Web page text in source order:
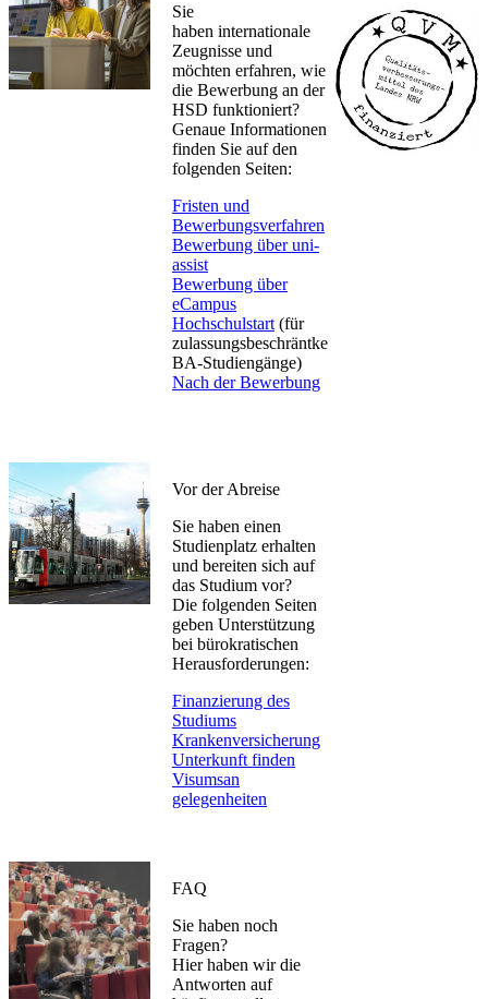
Sie
haben internationale
Zeugnisse und
möchten erfahren, wie
die Bewerbung an der
HSD funktioniert?
Genaue Informationen
finden Sie auf den
folgenden Seiten:​
Fristen und
Bewerbungsverfahren
Bewerbung über uni-
assist
Bewerbung über
eCampus
Hochschulstart (für
zulassungsbeschräntke
BA-Studiengänge)
Nach der Bewerbung
Vor der Abreise
Sie haben einen
Studienplatz erhalten
und bereiten sich auf
das Studium vor?
Die folgenden Seiten
geben Unterstützung
bei bürokratischen
Herausforderungen:
Finanzierung des
Studiums
Krankenversicherung
Unterkunft finden​
Visumsan​
gelegenheiten
FAQ​
Sie haben noch ​
Fragen?
Hier haben wir die
Antworten auf